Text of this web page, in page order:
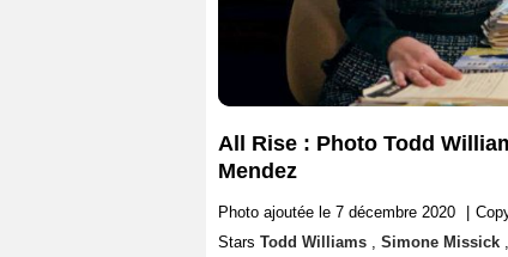
All Rise : Photo Todd
Mendez
Photo ajoutée le 7 décembre 2020
Stars Todd Williams , Simone Missick ,